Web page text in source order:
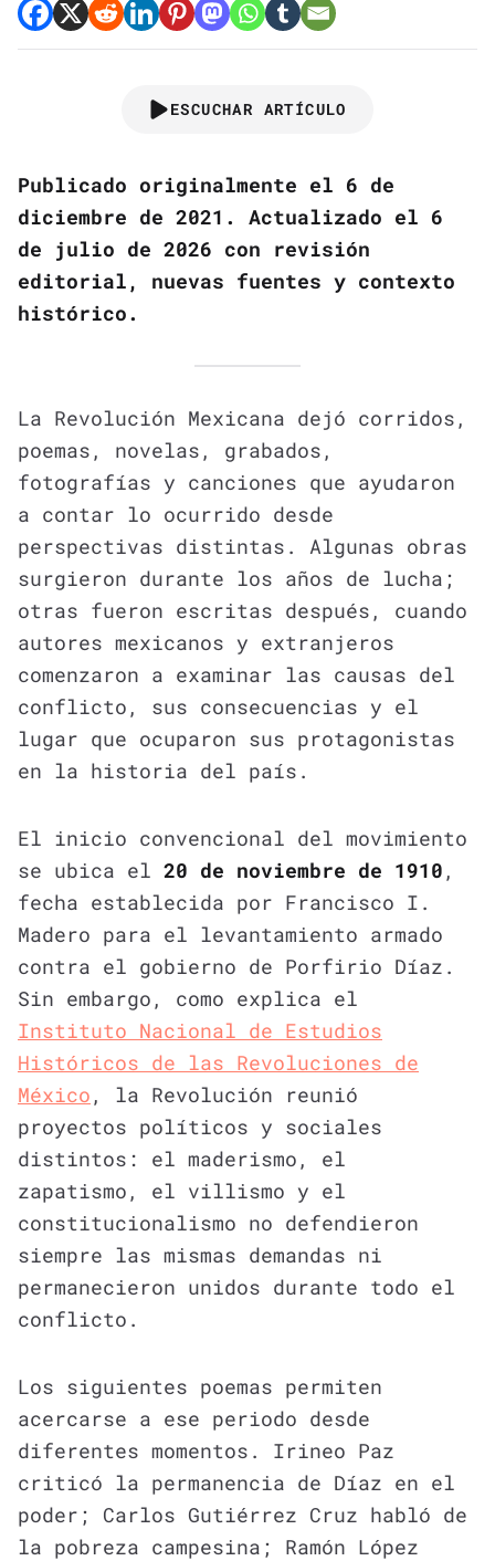
ESCUCHAR ARTÍCULO
Publicado originalmente el 6 de
diciembre de 2021. Actualizado el 6
de julio de 2026 con revisión
editorial, nuevas fuentes y contexto
histórico.
La Revolución Mexicana dejó corridos,
poemas, novelas, grabados,
fotografías y canciones que ayudaron
a contar lo ocurrido desde
perspectivas distintas. Algunas obras
surgieron durante los años de lucha;
otras fueron escritas después, cuando
autores mexicanos y extranjeros
comenzaron a examinar las causas del
conflicto, sus consecuencias y el
lugar que ocuparon sus protagonistas
en la historia del país.
El inicio convencional del movimiento
se ubica el 20 de noviembre de 1910 ,
fecha establecida por Francisco I.
Madero para el levantamiento armado
contra el gobierno de Porfirio Díaz.
Sin embargo, como explica el
Instituto Nacional de Estudios
Históricos de las Revoluciones de
México , la Revolución reunió
proyectos políticos y sociales
distintos: el maderismo, el
zapatismo, el villismo y el
constitucionalismo no defendieron
siempre las mismas demandas ni
permanecieron unidos durante todo el
conflicto.
Los siguientes poemas permiten
acercarse a ese periodo desde
diferentes momentos. Irineo Paz
criticó la permanencia de Díaz en el
poder; Carlos Gutiérrez Cruz habló de
la pobreza campesina; Ramón López